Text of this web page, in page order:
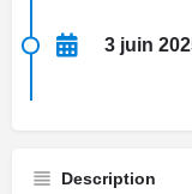
3 juin
Description